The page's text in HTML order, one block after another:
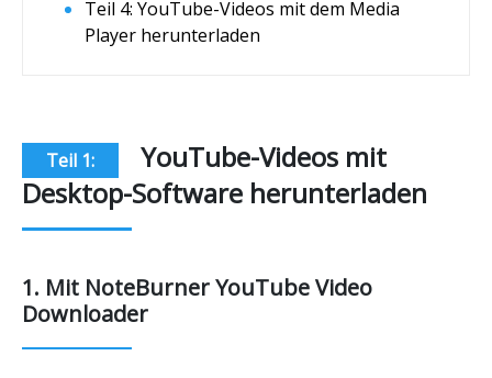
Teil 4: YouTube-Videos mit dem Media
Player herunterladen
Teil 1:
YouTube-Videos mit
Desktop-Software herunterladen
1. Mit NoteBurner YouTube Video
Downloader